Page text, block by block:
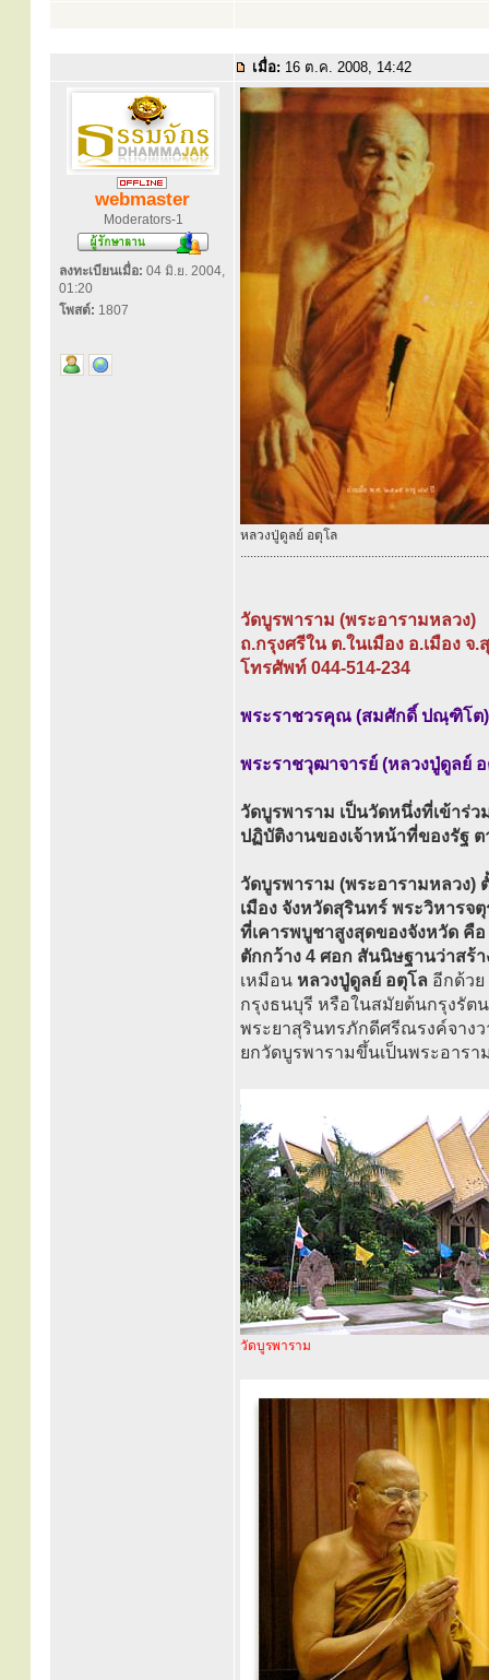
เมื่อ: 16 ต.ค. 2008, 14:42
webmaster
Moderators-1
ลงทะเบียนเมื่อ: 04 มิ.ย. 2004,
01:20
โพสต์: 1807
หลวงปู่ดูลย์ อตุโล
............................................................................
วัดบูรพาราม (พระอารามหลวง)
ถ.กรุงศรีใน ต.ในเมือง อ.เมือง จ.
โทรศัพท์ 044-514-234
พระราชวรคุณ (สมศักดิ์ ปณฺฑิโต)
พระราชวุฒาจารย์ (หลวงปู่ดูลย์ อ
วัดบูรพาราม เป็นวัดหนึ่งที่เข้าร่
ปฏิบัติงานของเจ้าหน้าที่ของรัฐ
วัดบูรพาราม (พระอารามหลวง)
เมือง จังหวัดสุรินทร์ พระวิหาร
ที่เคารพบูชาสูงสุดของจังหวัด คื
ตักกว้าง 4 ศอก สันนิษฐานว่าสร้
เหมือน หลวงปู่ดูลย์ อตุโล อีกด้ว
กรุงธนบุรี หรือในสมัยต้นกรุงรัต
พระยาสุรินทรภักดีศรีณรงค์จางว
ยกวัดบูรพารามขึ้นเป็นพระอาร
วัดบูรพาราม